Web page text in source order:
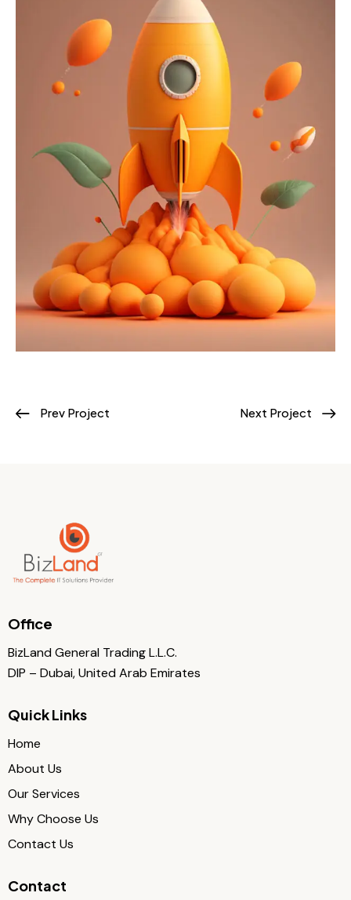
Prev Project Next Project
Office
BizLand General Trading L.L.C.
DIP – Dubai, United Arab Emirates
Quick Links
Home
About Us
Our Services
Why Choose Us
Contact Us
Contact